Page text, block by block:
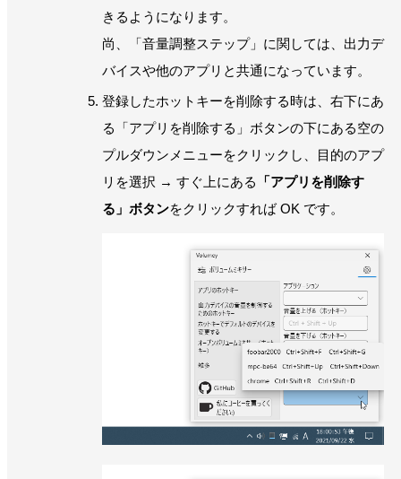
きるようになります。
尚、「音量調整ステップ」に関しては、出力デ
バイスや他のアプリと共通になっています。
登録したホットキーを削除する時は、右下にあ
る「アプリを削除する」ボタンの下にある空の
プルダウンメニューをクリックし、目的のアプ
リを選択 → すぐ上にある
「アプリを削除す
る」ボタンをクリックすれば OK です。